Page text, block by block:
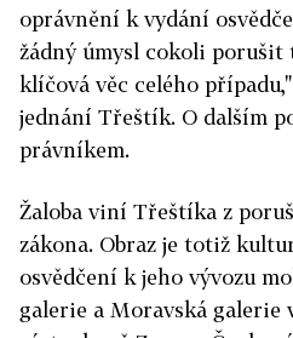
oprávnění k vydání
žádný úmysl cokoli porušit
klíčová věc celého
jednání Třeštík. O dalším
právníkem.
Žaloba viní Třeštíka z
zákona. Obraz je totiž
osvědčení k jeho vývozu
galerie a Moravská galerie